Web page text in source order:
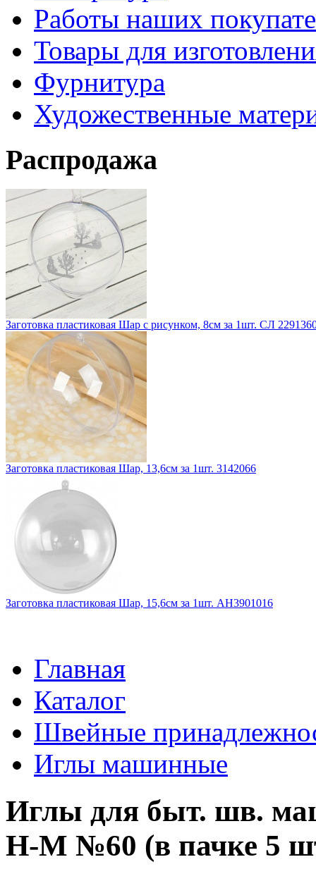
Работы наших
Товары для
Фурнитура
Художественные
Распродажа
Заготовка пластиковая Шар с рисунком, 8см за 1шт. СЛ
Заготовка пластиковая Шар, 13,6см за 1шт. 3142066
Заготовка пластиковая Шар, 15,6см за 1шт. АН3901016
Главная
Каталог
Швейные
Иглы машинные
Иглы для быт. шв.
Н-М №60 (в пачке 5